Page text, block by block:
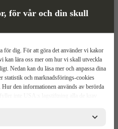
för vår och din skull
för dig. För att göra det använder vi kakor
kan lära oss mer om hur vi skall utveckla
Nedan kan du läsa mer och anpassa dina
statistik och marknadsförings-cookies
den informationen används av berörda
inte USA:s lagstiftning alla de krav
bolagen måste lämna över uppgifter till
de får en sådan begäran. Det kan dock